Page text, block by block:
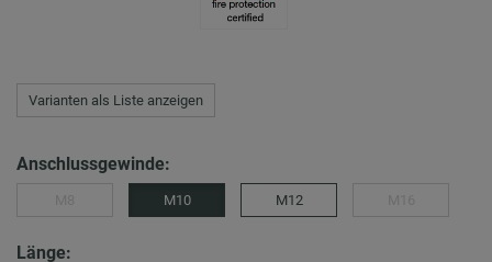
Varianten als Liste anzeigen
Anschlussgewinde:
M10 M12
Länge: